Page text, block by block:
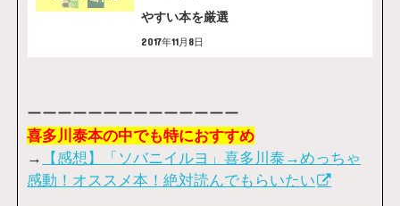
やすい本を厳選
2017年11月8日
ーーーーーーーーーーーーーー
喜多川泰本の中でも特におすすめ
→
【感想】「ソバニイルヨ」喜多川泰→めっちゃ
感動！オススメ本！絶対読んでもらいたい